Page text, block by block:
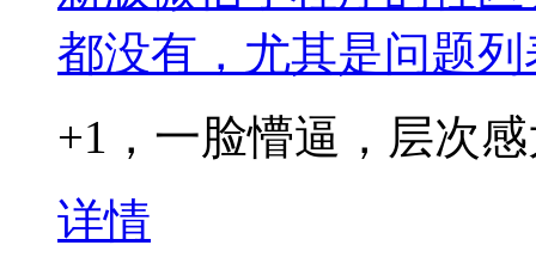
都没有，尤其是问题
+1，一脸懵逼，层次
详情